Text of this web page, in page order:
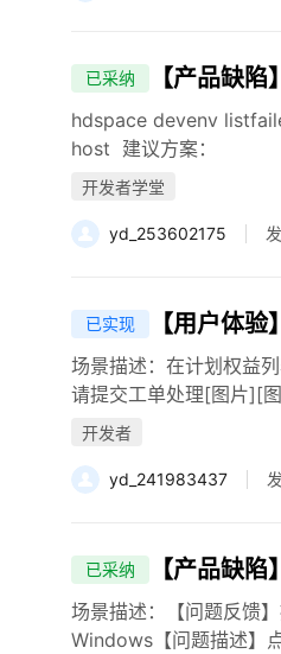
已采纳 【产品缺
hdspace devenv
host 建议方案：
开发者学堂
yd_253602175
已实现 【用户体
场景描述：在计划权益
请提交工单处理[图片][
开发者
yd_241983437
已采纳 【产品缺
场景描述：【问题反馈
Windows【问题描述】